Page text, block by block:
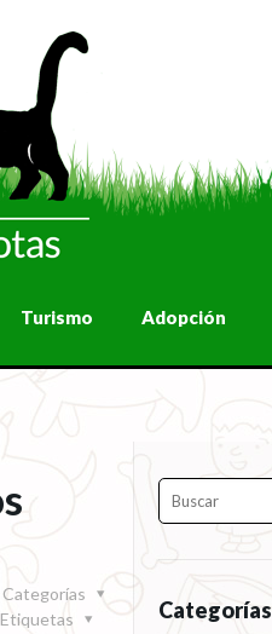
Turismo Adopción
Categorías
Etiquetas
Categorías